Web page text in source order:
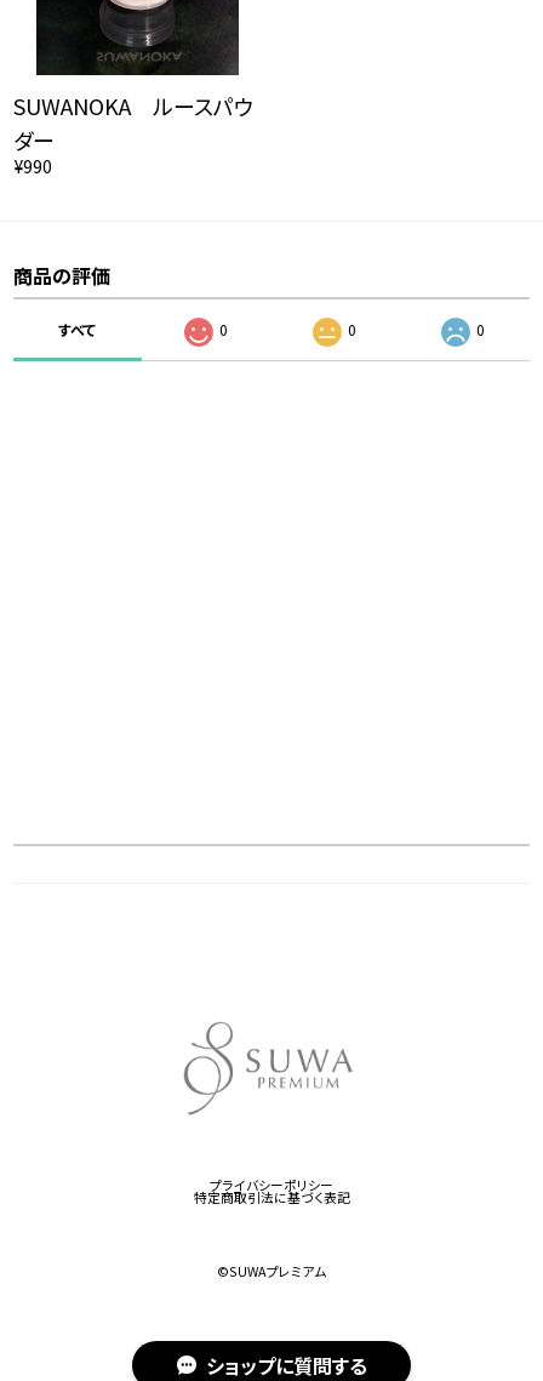
SUWANOKA ルースパウ
ダー
¥990
商品の評価
すべて 0 0 0
プライバシーポリシー
特定商取引法に基づく表記
©︎SUWAプレミアム
ショップに質問する